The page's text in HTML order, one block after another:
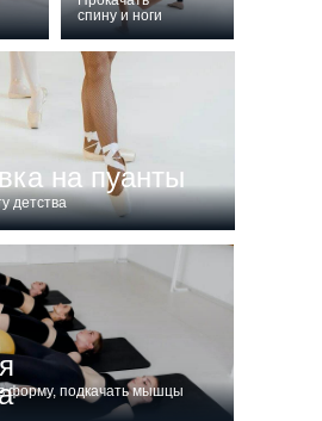
детства
на пуанты
форму, подкачать мышцы
спину и ноги